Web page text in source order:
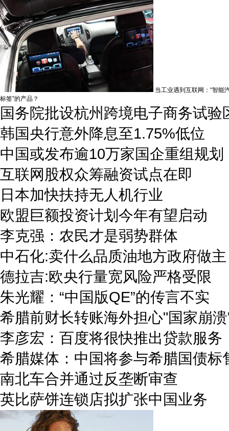
当工业遇到互联网：“智能
标签”的产品？
国务院批设杭州跨境电子商务试验
韩国央行意外降息至1.75%低位
中国或发布逾10万家国企重组规划
互联网股权众筹融资试点在即
日本加快扶持无人机行业
欧盟巨额投资计划今年有望启动
李克强：农民才是弱势群体
中石化:卖什么品质油地方政府做主
德拉吉:欧央行量宽风险严格受限
朱光耀：“中国版QE”的传言不实
希腊前财长转账海外担心"国家崩
李彦宏：百度将很快推出贷款服务
希腊媒体：中国将参与希腊国债标
南北车合并通过反垄断审查
英比萨饼连锁店拟扩张中国业务